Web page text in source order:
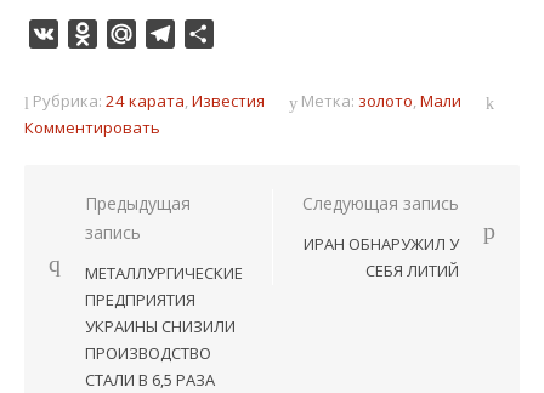
VK Odnoklassniki
Mail.RuTelegram
Рубрика: 24 карата,Известия Метка: золото,Мали
Комментировать
Навигация
записям
Предыдущая
запись
МЕТАЛЛУРГИЧЕСКИЕ
ПРЕДПРИЯТИЯ
УКРАИНЫ СНИЗИЛИ
ПРОИЗВОДСТВО
СТАЛИ В 6,5 РАЗА
Следующая запись
ИРАН ОБНАРУЖИЛ У
СЕБЯ ЛИТИЙ